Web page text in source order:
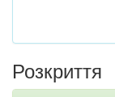
Розкриття